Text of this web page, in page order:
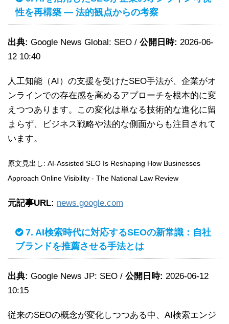
性を再構築 — 法的観点からの考察
出典: Google News Global: SEO / 公開日時: 2026-06-
12 10:40
人工知能（AI）の支援を受けたSEO手法が、企業がオ
ンラインでの存在感を高めるアプローチを根本的に変
えつつあります。この変化は単なる技術的な進化に留
まらず、ビジネス戦略や法的な側面からも注目されて
います。
原文見出し: AI-Assisted SEO Is Reshaping How Businesses
Approach Online Visibility - The National Law Review
元記事URL: news.google.com
7. AI検索時代に対応するSEOの新常識：自社
ブランドを推薦させる手法とは
出典: Google News JP: SEO / 公開日時: 2026-06-12
10:15
従来のSEOの概念が変化しつつある中、AI検索エンジ